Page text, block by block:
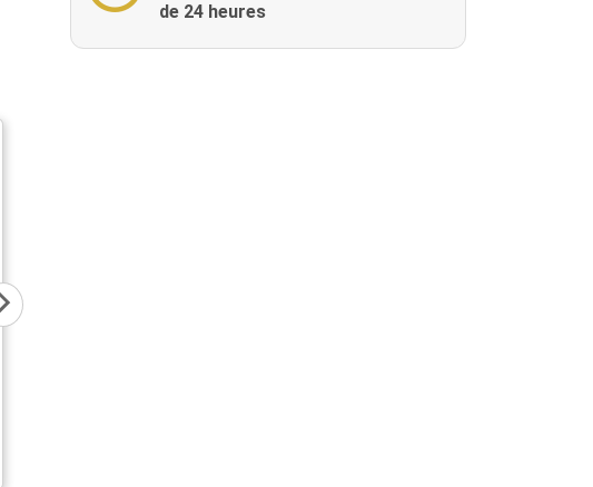
de 24 heures